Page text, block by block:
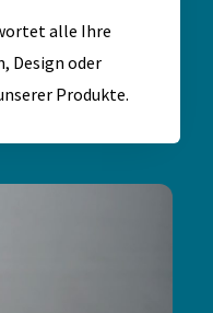
alle Ihre
Design oder
Produkte.